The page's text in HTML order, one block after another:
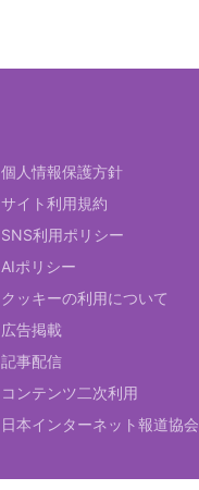
個人情報保護方針
サイト利用規約
SNS利用ポリシー
AIポリシー
クッキーの利用について
広告掲載
記事配信
コンテンツ二次利用
日本インターネット報道協会